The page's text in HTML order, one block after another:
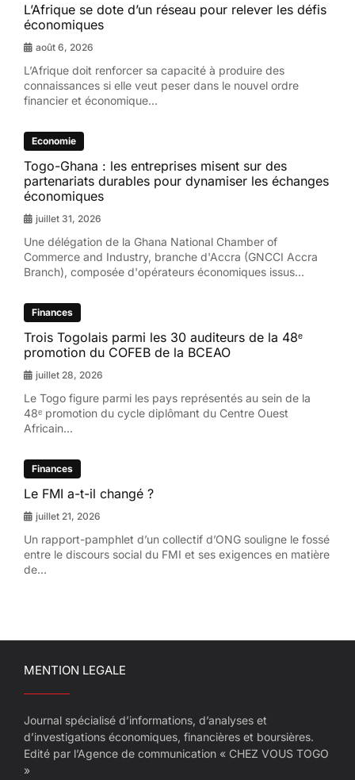
L’Afrique se dote d’un réseau pour relever les défis
économiques
août 6, 2026
L’Afrique doit renforcer sa capacité à produire des
connaissances si elle veut peser dans le nouvel ordre
financier et économique...
Economie
Togo-Ghana : les entreprises misent sur des
partenariats durables pour dynamiser les échanges
économiques
juillet 31, 2026
Une délégation de la Ghana National Chamber of
Commerce and Industry, branche d'Accra (GNCCI Accra
Branch), composée d'opérateurs économiques issus...
Finances
Trois Togolais parmi les 30 auditeurs de la 48ᵉ
promotion du COFEB de la BCEAO
juillet 28, 2026
Le Togo figure parmi les pays représentés au sein de la
48ᵉ promotion du cycle diplômant du Centre Ouest
Africain...
Finances
Le FMI a-t-il changé ?
juillet 21, 2026
Un rapport-pamphlet d’un collectif d’ONG souligne le fossé
entre le discours social du FMI et ses exigences en matière
de...
MENTION LEGALE
Journal spécialisé d’informations, d’analyses et
d’investigations économiques, financières et boursières.
Edité par l’Agence de communication « CHEZ VOUS TOGO
»